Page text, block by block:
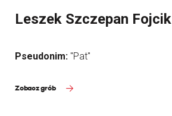
Leszek Szczepan Fojcik
Pseudonim: "Pat"
Zobacz grób